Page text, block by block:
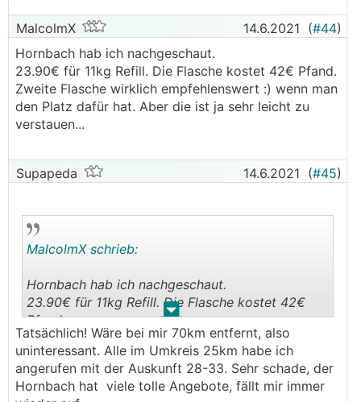
MalcolmX 14.6.2021 (#44)
Hornbach hab ich nachgeschaut.
23.90€ für 11kg Refill. Die Flasche kostet 42€ Pfand.
Zweite Flasche wirklich empfehlenswert :) wenn man
den Platz dafür hat. Aber die ist ja sehr leicht zu
verstauen...
Supapeda 14.6.2021 (#45)
. .
MalcolmX schrieb:
Hornbach hab ich nachgeschaut.
23.90€ für 11kg Refill. Die Flasche kostet 42€
Pfand.
Tatsächlich! Wäre bei mir 70km entfernt, also
uninteressant. Alle im Umkreis 25km habe ich
angerufen mit der Auskunft 28-33. Sehr schade, der
Hornbach hat viele tolle Angebote, fällt mir immer